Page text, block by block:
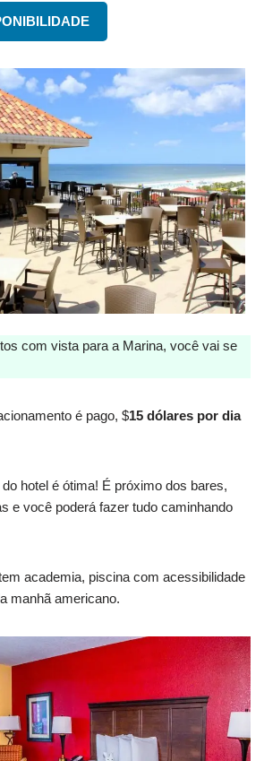
com vista para a Marina, você vai se
é pago, $15 dólares por dia
hotel é ótima! É próximo dos bares,
e você poderá fazer tudo caminhando
academia, piscina com acessibilidade
manhã americano.